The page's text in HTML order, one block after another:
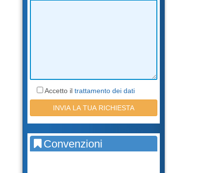
Accetto il trattamento dei dati
Convenzioni